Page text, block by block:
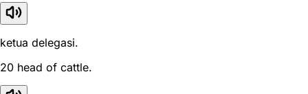
ketua delegasi.
20 head of cattle.